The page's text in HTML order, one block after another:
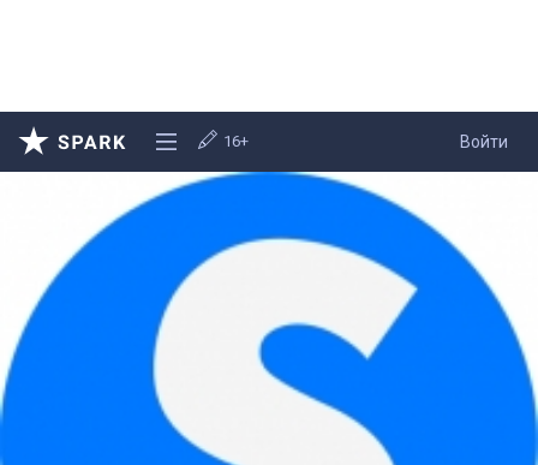
Войти
16+